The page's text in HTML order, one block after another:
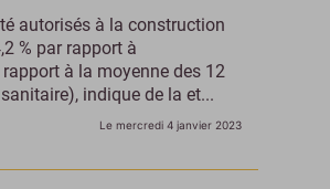
autorisés à la construction
% par rapport à
à la moyenne des 12
indique de la et...
Le mercredi 4 janvier 2023